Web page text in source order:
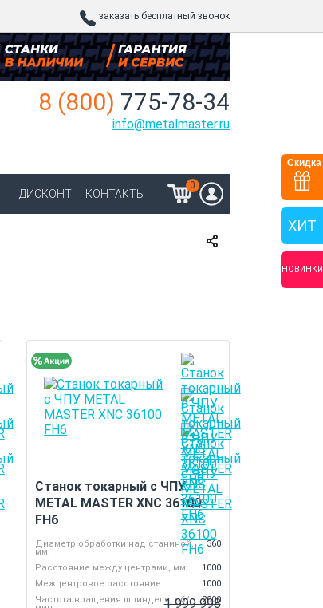
заказать бесплатный звонок
8 (800) 775-78-34
info@metalmaster.ru
ДИСКОНТ КОНТАКТЫ
0
Станок токарный с ЧПУ
METAL MASTER XNC 36100
FH6
Диаметр обработки над станиной,
мм:
360
Расстояние между центрами, мм:
1000
Межцентровое расстояние:
1000
Частота вращения шпинделя, об/
2000
1 999 998
Скидка
ХИТ
НОВИНКИ